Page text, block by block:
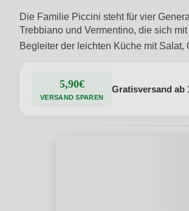
Die Familie Piccini steht für vier
Trebbiano und Vermentino, die sich
Begleiter der leichten Küche mit Salat,
5,90€
VERSAND SPAREN
Gratisversand ab